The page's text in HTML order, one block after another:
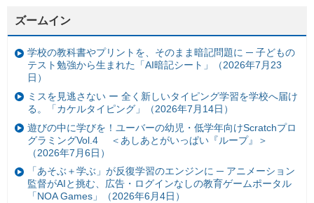
ズームイン
学校の教科書やプリントを、そのまま暗記問題に ─ 子どもの
テスト勉強から生まれた「AI暗記シート」（2026年7月23
日）
ミスを見逃さない ー 全く新しいタイピング学習を学校へ届け
る。「カケルタイピング」（2026年7月14日）
遊びの中に学びを！ユーバーの幼児・低学年向けScratchプロ
グラミングVol.4 ＜あしあとがいっぱい『ループ』＞
（2026年7月6日）
「あそぶ＋学ぶ」が反復学習のエンジンに ─ アニメーション
監督がAIと挑む、広告・ログインなしの教育ゲームポータル
「NOA Games」（2026年6月4日）